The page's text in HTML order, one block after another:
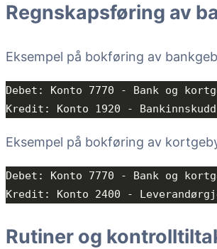
Regnskapsføring av
Eksempel på bokføring av
Eksempel på bokføring av
Rutiner og